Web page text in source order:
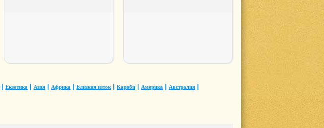
Екзотика Азия Африка Близкия изток Кариби Америка Австралия